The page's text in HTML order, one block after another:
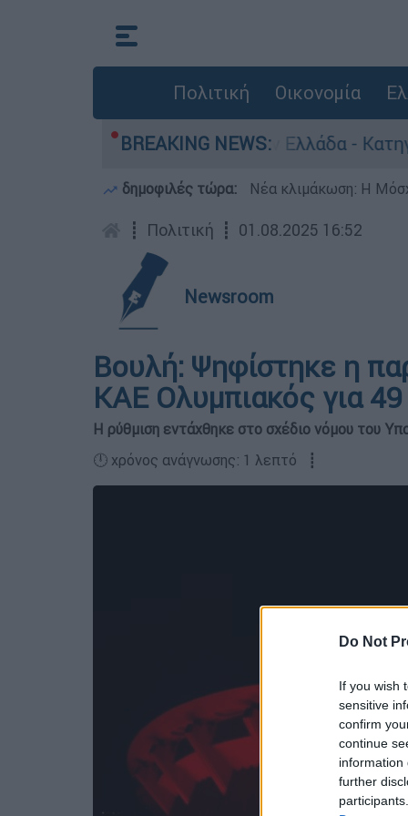
Do Not
If you wish
sensitive
confirm
continue
information
further
Πολιτική Οικονομία
BREAKING NEWS:
ανθρωποκτονίες στην Ελλάδα -
δημοφιλές τώρα: Νέα κλιμάκωση: Η
┋ Πολιτική ┋ 01.08.2025 16:52
Newsroom
Βουλή: Ψηφίστηκε η
ΚΑΕ Ολυμπιακός για 49
Η ρύθμιση εντάχθηκε στο σχέδιο νόμου του
🕛 χρόνος ανάγνωσης: 1 λεπτό ┋